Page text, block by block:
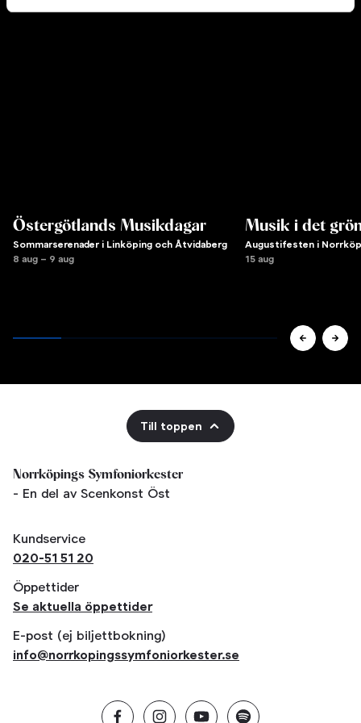
Östergötlands Musikdagar
Sommarserenader i Linköping och Åtvidaberg
8 aug – 9 aug
Musik i det
Augustifesten i
15 aug
Till toppen
Norrköpings Symfoniorkester
- En del av Scenkonst Öst
Kundservice
020-51 51 20
Öppettider
Se aktuella öppettider
E-post (ej biljettbokning)
info@norrkopingssymfoniorkester.se